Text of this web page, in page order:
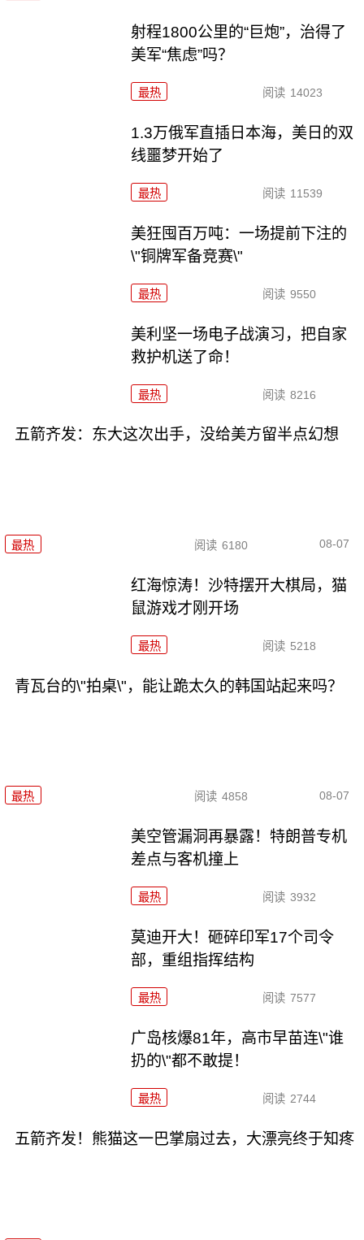
射程1800公里的“巨炮”，治得了
美军“焦虑”吗？
最热 阅读 14023
1.3万俄军直插日本海，美日的双
线噩梦开始了
最热 阅读 11539
美狂囤百万吨：一场提前下注的
\"铜牌军备竞赛\"
最热 阅读 9550
美利坚一场电子战演习，把自家
救护机送了命！
最热 阅读 8216
五箭齐发：东大这次出手，没给美方留半点幻想
最热 阅读 6180 08-07
红海惊涛！沙特摆开大棋局，猫
鼠游戏才刚开场
最热 阅读 5218
青瓦台的\"拍桌\"，能让跪太久的韩国站起来吗？
最热 阅读 4858 08-07
美空管漏洞再暴露！特朗普专机
差点与客机撞上
最热 阅读 3932
莫迪开大！砸碎印军17个司令
部，重组指挥结构
最热 阅读 7577
广岛核爆81年，高市早苗连\"谁
扔的\"都不敢提！
最热 阅读 2744
五箭齐发！熊猫这一巴掌扇过去，大漂亮终于知疼